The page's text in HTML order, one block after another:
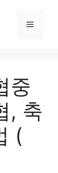
메
중
, 축
(